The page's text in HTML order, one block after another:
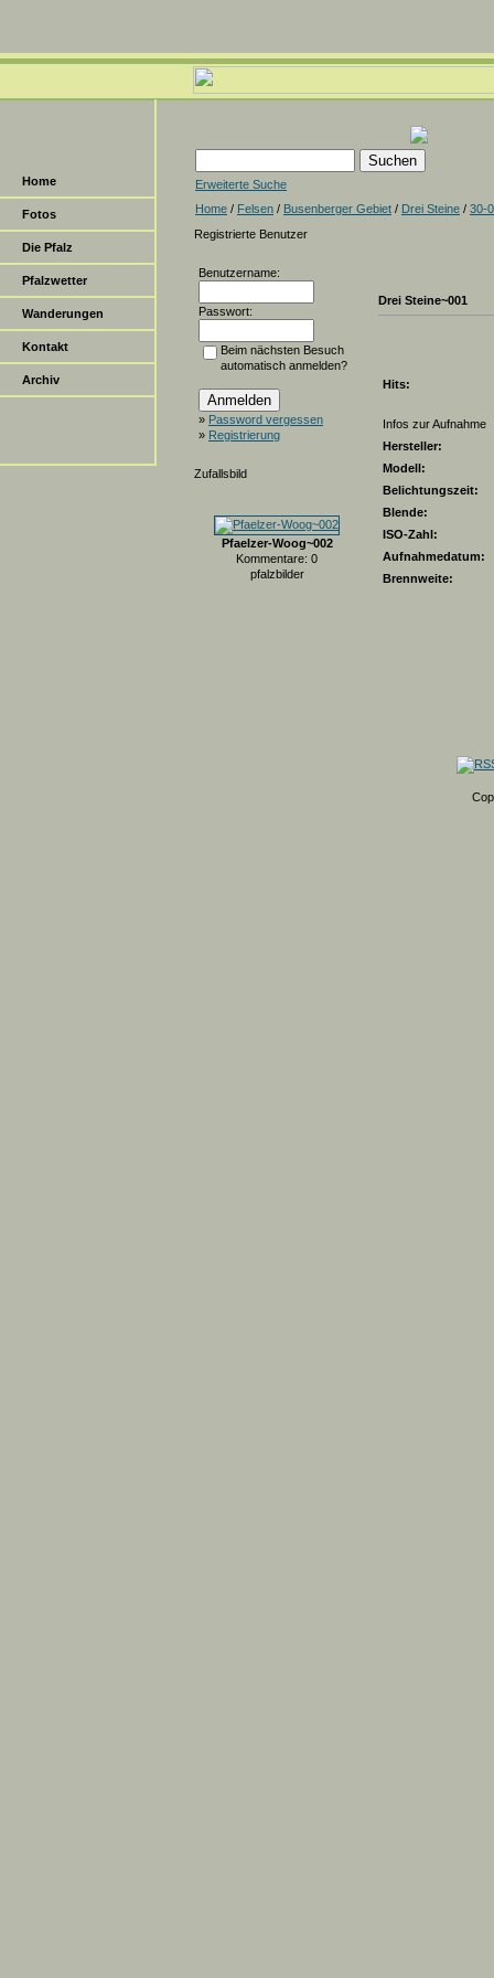
Home
Fotos
Die Pfalz
Pfalzwetter
Wanderungen
Kontakt
Archiv
Erweiterte Suche
Home / Felsen / Busenberger Gebiet / Drei Steine / 30-
Registrierte Benutzer
Benutzername:
Passwort:
Beim nächsten Besuch
automatisch anmelden?
» Password vergessen
» Registrierung
Zufallsbild
Pfaelzer-Woog~002
Kommentare: 0
pfalzbilder
Drei Steine~001
Hits:
Infos zur Aufnahme
Hersteller:
Modell:
Belichtungszeit:
Blende:
ISO-Zahl:
Aufnahmedatum:
Brennweite: